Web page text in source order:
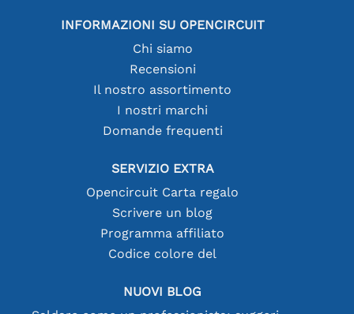
INFORMAZIONI SU OPENCIRCUIT
Chi siamo
Recensioni
Il nostro assortimento
I nostri marchi
Domande frequenti
SERVIZIO EXTRA
Opencircuit Carta regalo
Scrivere un blog
Programma affiliato
Codice colore del
NUOVI BLOG